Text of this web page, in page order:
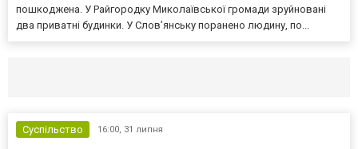
пошкоджена. У Райгородку Миколаївської громади зруйновані
два приватні будинки. У Слов’янську поранено людину, по...
Суспільство 16:00, 31 липня